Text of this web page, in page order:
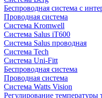
Беспроводная система с
Проводная система
Система Kromwell
Система Salus iT600
Система Salus проводная
Система Tech
Система Uni-Fitt
Беспроводная система
Проводная система
Система Watts Vision
Регулирование температуры